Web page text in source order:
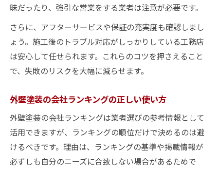
昧だったり、強引な営業をする業者は注意が必要です。
さらに、アフターサービスや保証の充実度も確認しまし
ょう。施工後のトラブル対応がしっかりしている工務店
は安心して任せられます。これらのコツを押さえること
で、失敗のリスクを大幅に減らせます。
外壁塗装の会社ランキングの正しい使い方
外壁塗装の会社ランキングは業者選びの参考情報として
活用できますが、ランキングの順位だけで決めるのは避
けるべきです。理由は、ランキングの基準や掲載情報が
必ずしも自分のニーズに合致しない場合があるためで